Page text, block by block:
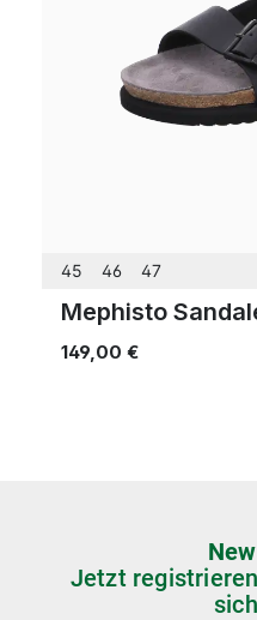
45 46 47
Mephisto
149,00 €
Jetzt